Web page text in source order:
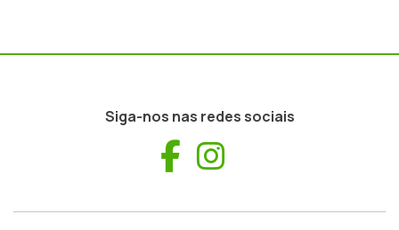
Siga-nos nas redes sociais
Facebook